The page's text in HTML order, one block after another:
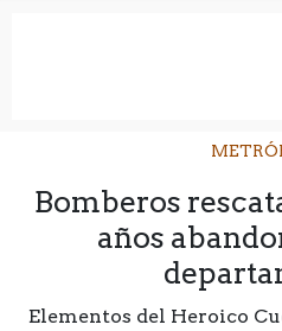
Bomberos
años
Elementos del Heroico